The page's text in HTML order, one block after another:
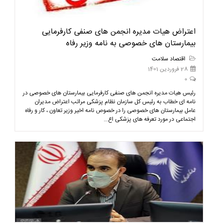
اعتراض هیات مدیره انجمن های صنفی کارفرمایی
بیمارستان های خصوصی به نامه وزیر رفاه
اقتصاد سلامت
28 فروردین 1401
0
رئیس هیات مدیره انجمن های صنفی کارفرمایی بیمارستان های خصوصی در
نامه ای خطاب به رئیس کل سازمان نظام پزشکی مراتب اعتراض مدیران
عامل بیمارستان های خصوصی را در خصوص نامه اخیر وزیر تعاون ، کار و رفاه
اجتماعی در مورد تعرفه های پزشکی اع...